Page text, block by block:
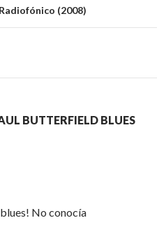
(2008)
BUTTERFIELD BLUES
No conocía